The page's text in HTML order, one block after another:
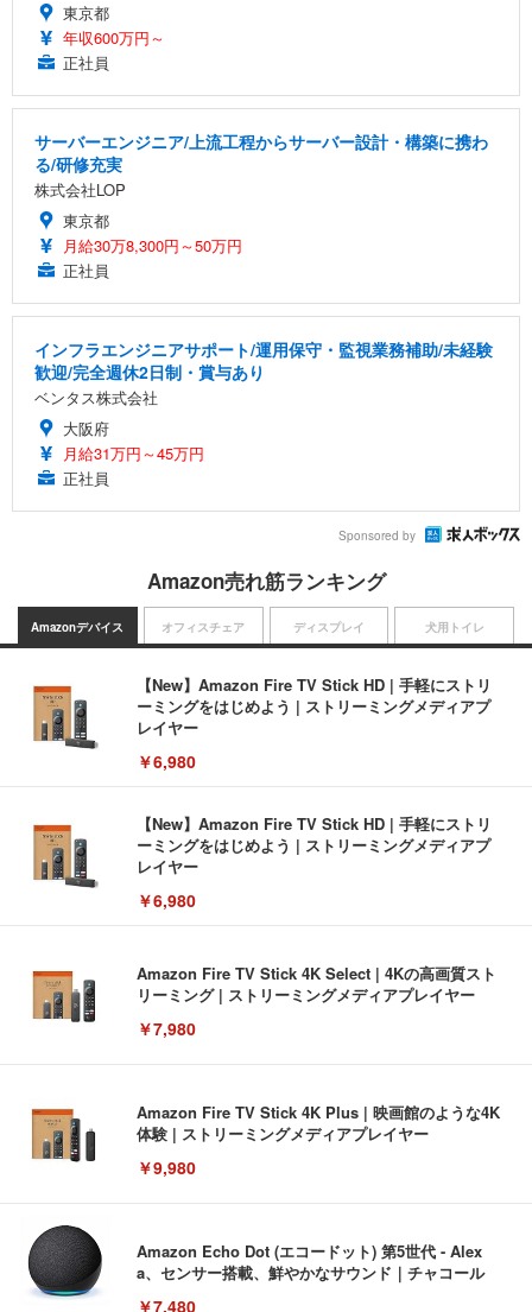
東京都
年収600万円～
正社員
サーバーエンジニア/上流工程からサーバー設計・構築に携わ
る/研修充実
株式会社LOP
東京都
月給30万8,300円～50万円
正社員
インフラエンジニアサポート/運用保守・監視業務補助/未経験
歓迎/完全週休2日制・賞与あり
ベンタス株式会社
大阪府
月給31万円～45万円
正社員
Sponsored by
Amazon売れ筋ランキング
Amazonデバイス
【New】Amazon Fire TV Stick HD | 手軽にストリ
ーミングをはじめよう | ストリーミングメディアプ
レイヤー
￥6,980
【New】Amazon Fire TV Stick HD | 手軽にストリ
ーミングをはじめよう | ストリーミングメディアプ
レイヤー
￥6,980
Amazon Fire TV Stick 4K Select | 4Kの高画質スト
リーミング | ストリーミングメディアプレイヤー
￥7,980
Amazon Fire TV Stick 4K Plus | 映画館のような4K
体験 | ストリーミングメディアプレイヤー
￥9,980
Amazon Echo Dot (エコードット) 第5世代 - Alex
a、センサー搭載、鮮やかなサウンド｜チャコール
￥7,480
オフィスチェア ディスプレイ 犬用トイレ